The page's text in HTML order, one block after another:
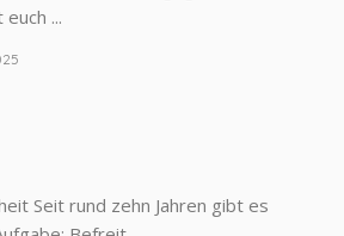
...
Seit rund zehn Jahren gibt es